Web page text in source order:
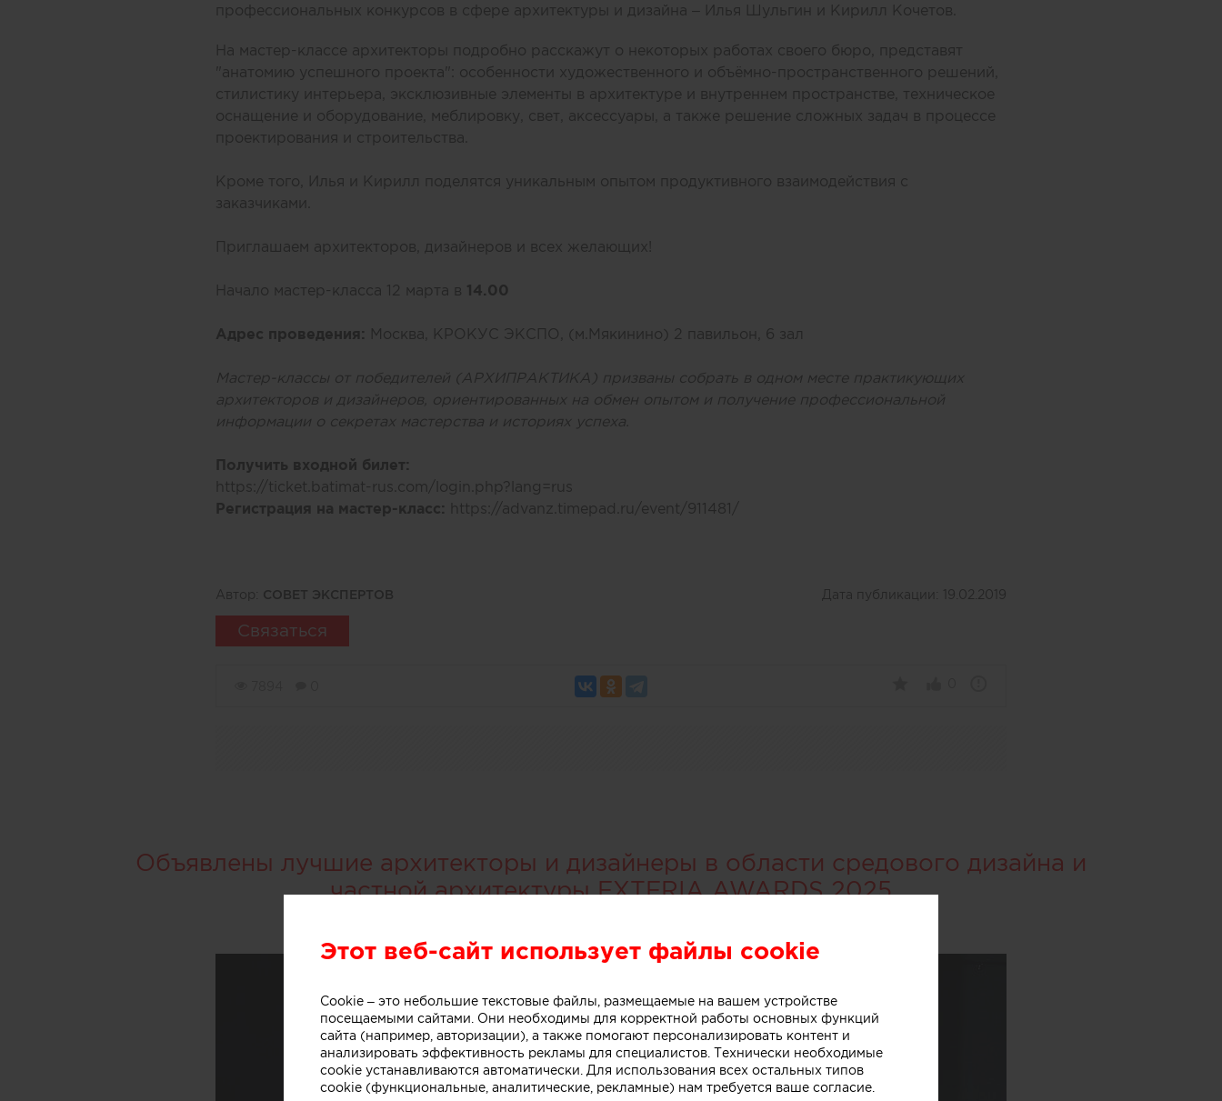
профессиональных конкурсов в сфере архитектуры и дизайна – Илья Шульгин и Кирилл Кочетов.
На мастер-классе архитекторы подробно расскажут о некоторых работах своего бюро, представят
"анатомию успешного проекта": особенности художественного и объёмно-пространственного решений,
стилистику интерьера, эксклюзивные элементы в архитектуре и внутреннем пространстве, техническое
оснащение и оборудование, меблировку, свет, аксессуары, а также решение сложных задач в процессе
проектирования и строительства.
Кроме того, Илья и Кирилл поделятся уникальным опытом продуктивного взаимодействия с
заказчиками.
Приглашаем архитекторов, дизайнеров и всех желающих!
Начало мастер-класса 12 марта в 14.00
Адрес проведения: Москва, КРОКУС ЭКСПО, (м.Мякинино) 2 павильон, 6 зал
Мастер-классы от победителей (АРХИПРАКТИКА) призваны собрать в одном месте практикующих
архитекторов и дизайнеров, ориентированных на обмен опытом и получение профессиональной
информации о секретах мастерства и историях успеха.
Получить входной билет:
https://ticket.batimat-rus.com/login.php?lang=rus
Регистрация на мастер-класс:
https://advanz.timepad.ru/event/911481/
Автор: СОВЕТ ЭКСПЕРТОВ Дата публикации: 19.02.2019
Связаться
Объявлены лучшие архитекторы и дизайнеры в области средового дизайна и
частной архитектуры EXTERIA AWARDS 2025
Этот веб-сайт использует файлы cookie
Cookie – это небольшие текстовые файлы, размещаемые на вашем устройстве
посещаемыми сайтами. Они необходимы для корректной работы основных функций
сайта (например, авторизации), а также помогают персонализировать контент и
анализировать эффективность рекламы для специалистов. Технически необходимые
cookie устанавливаются автоматически. Для использования всех остальных типов
cookie (функциональные, аналитические, рекламные) нам требуется ваше согласие.